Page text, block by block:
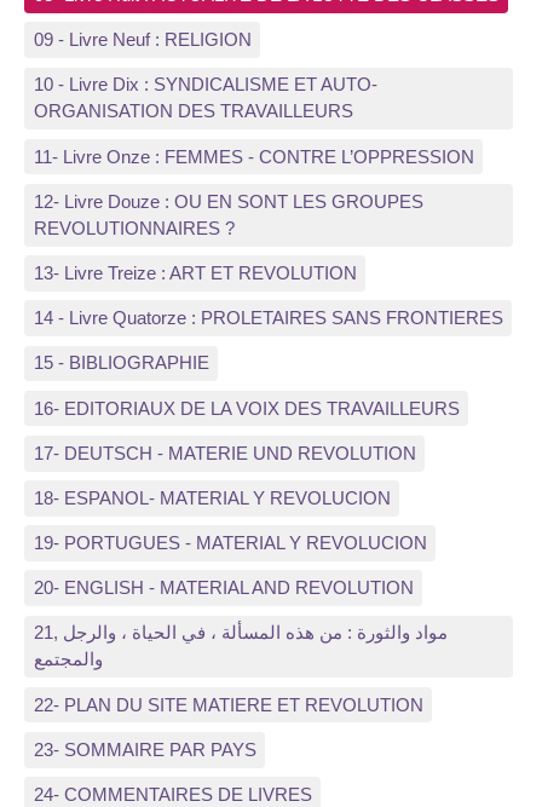
09 - Livre Neuf : RELIGION
10 - Livre Dix : SYNDICALISME ET AUTO-
ORGANISATION DES TRAVAILLEURS
11- Livre Onze : FEMMES - CONTRE L’OPPRESSION
12- Livre Douze : OU EN SONT LES GROUPES
REVOLUTIONNAIRES ?
13- Livre Treize : ART ET REVOLUTION
14 - Livre Quatorze : PROLETAIRES SANS FRONTIERES
15 - BIBLIOGRAPHIE
16- EDITORIAUX DE LA VOIX DES TRAVAILLEURS
17- DEUTSCH - MATERIE UND REVOLUTION
18- ESPANOL- MATERIAL Y REVOLUCION
19- PORTUGUES - MATERIAL Y REVOLUCION
20- ENGLISH - MATERIAL AND REVOLUTION
21, مواد والثورة : من هذه المسألة ، في الحياة ، والرجل
والمجتمع
22- PLAN DU SITE MATIERE ET REVOLUTION
23- SOMMAIRE PAR PAYS
24- COMMENTAIRES DE LIVRES